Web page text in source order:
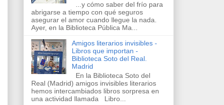
...y cómo saber del frío para
abrigarse a tiempo con qué seguros
asegurar el amor cuando llegue la nada.
Ayer, en la Biblioteca Pública Ma...
Amigos literarios invisibles -
Libros que importan -
Biblioteca Soto del Real.
Madrid
En la Biblioteca Soto del
Real (Madrid) amigos invisibles literarios
hemos intercambiados libros sorpresa en
una actividad llamada Libro...